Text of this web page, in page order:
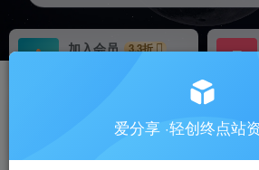
加入会员
3.3折
推广返佣高达70%
爱分享 ·轻创终点站